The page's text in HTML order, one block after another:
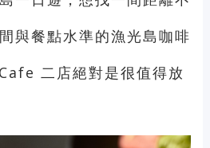
與餐點水準的漁光島咖啡
二店絕對是很值得放